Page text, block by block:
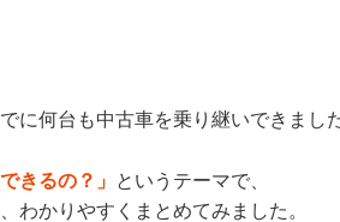
に何台も中古車を乗り継いできました
きるの？」 というテーマで、
わかりやすくまとめてみました。